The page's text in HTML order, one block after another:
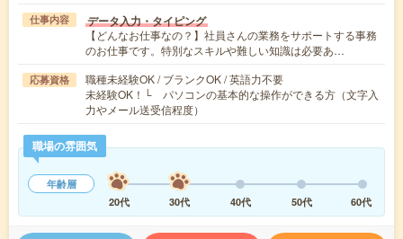
仕事内容 データ入力・タイピング
【どんなお仕事なの？】社員さんの業務をサポートする事務
のお仕事です。特別なスキルや難しい知識は必要あ…
応募資格
職種未経験OK / ブランクOK / 英語力不要
未経験OK！└ パソコンの基本的な操作ができる方（文字入
力やメール送受信程度）
職場の雰囲気
年齢層
20代
30代 40代 50代 60代